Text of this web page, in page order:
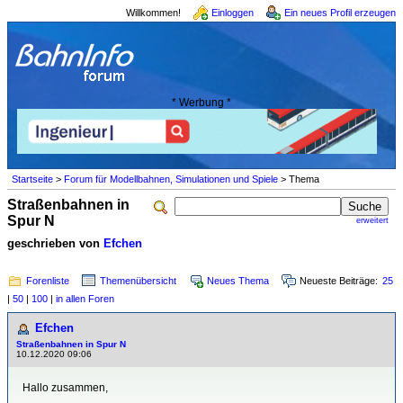
Willkommen! Einloggen Ein neues Profil erzeugen
* Werbung *
Startseite > Forum für Modellbahnen, Simulationen und Spiele > Thema
erweitert
Straßenbahnen in
Spur N
geschrieben von Efchen
Forenliste Themenübersicht Neues Thema Neueste Beiträge: 25
| 50 | 100 | in allen Foren
Efchen
Straßenbahnen in Spur N
10.12.2020 09:06
Hallo zusammen,